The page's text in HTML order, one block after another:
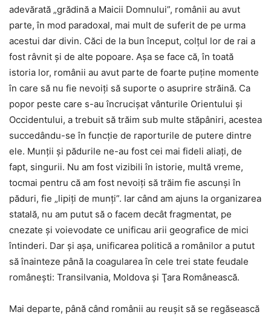
adevărată „grădină a Maicii Domnului”, românii au avut
parte, în mod paradoxal, mai mult de suferit de pe urma
acestui dar divin. Căci de la bun început, colţul lor de rai a
fost râvnit şi de alte popoare. Aşa se face că, în toată
istoria lor, românii au avut parte de foarte puţine momente
în care să nu fie nevoiţi să suporte o asuprire străină. Ca
popor peste care s-au încrucişat vânturile Orientului şi
Occidentului, a trebuit să trăim sub multe stăpâniri, acestea
succedându-se în funcţie de raporturile de putere dintre
ele. Munţii şi pădurile ne-au fost cei mai fideli aliaţi, de
fapt, singurii. Nu am fost vizibili în istorie, multă vreme,
tocmai pentru că am fost nevoiţi să trăim fie ascunşi în
păduri, fie „lipiţi de munţi”. Iar când am ajuns la organizarea
statală, nu am putut să o facem decât fragmentat, pe
cnezate şi voievodate ce unificau arii geografice de mici
întinderi. Dar şi aşa, unificarea politică a românilor a putut
să înainteze până la coagularea în cele trei state feudale
româneşti: Transilvania, Moldova şi Ţara Românească.
Mai departe, până când românii au reuşit să se regăsească